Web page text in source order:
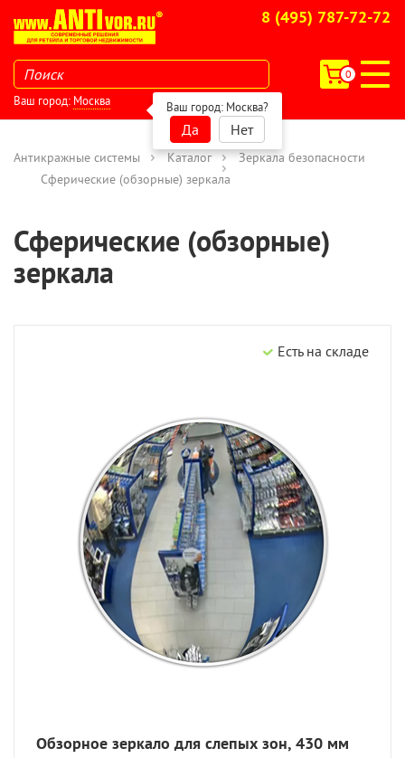
8 (495) 787-72-72
0
Ваш город: Москва Ваш город: Москва?
Да Нет
Антикражные системы Каталог
Зеркала безопасности
Сферические (обзорные) зеркала
Сферические (обзорные)
зеркала
Есть на складе
Обзорное зеркало для слепых зон, 430 мм